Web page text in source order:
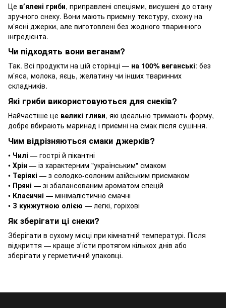
Це вʼялені гриби, приправлені спеціями, висушені до стану
зручного снеку. Вони мають приємну текстуру, схожу на
м’ясні джерки, але виготовлені без жодного тваринного
інгредієнта.
Чи підходять вони веганам?
Так. Всі продукти на цій сторінці — на 100% веганські: без
м’яса, молока, яєць, желатину чи інших тваринних
складників.
Які гриби використовуються для снеків?
Найчастіше це великі гливи, які ідеально тримають форму,
добре вбирають маринад і приємні на смак після сушіння.
Чим відрізняються смаки джерків?
• Чилі — гострі й пікантні
• Хрін — із характерним "українським" смаком
• Теріякі — з солодко-солоним азійським присмаком
• Пряні — зі збалансованим ароматом спецій
• Класичні — мінімалістично смачні
• З кунжутною олією — легкі, горіхові
Як зберігати ці снеки?
Зберігати в сухому місці при кімнатній температурі. Після
відкриття — краще зʼїсти протягом кількох днів або
зберігати у герметичній упаковці.